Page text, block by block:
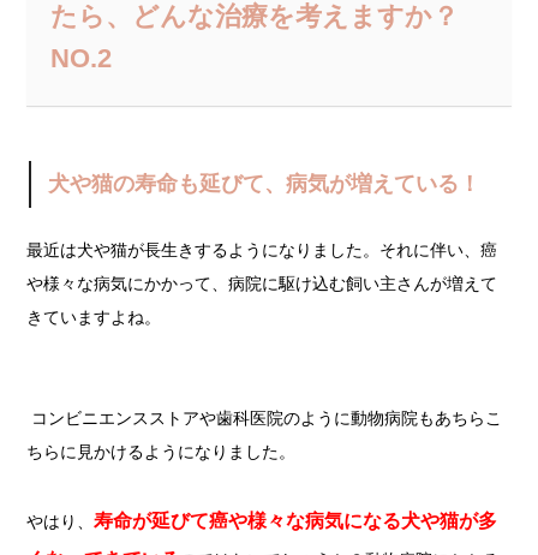
たら、どんな治療を考えますか？
NO.2
犬や猫の寿命も延びて、病気が増えている！
最近は犬や猫が長生きするようになりました。それに伴い、癌
や様々な病気にかかって、病院に駆け込む飼い主さんが増えて
きていますよね。
コンビニエンスストアや歯科医院のように動物病院もあちらこ
ちらに見かけるようになりました。
やはり、 寿命が延びて癌や様々な病気になる犬や猫が多